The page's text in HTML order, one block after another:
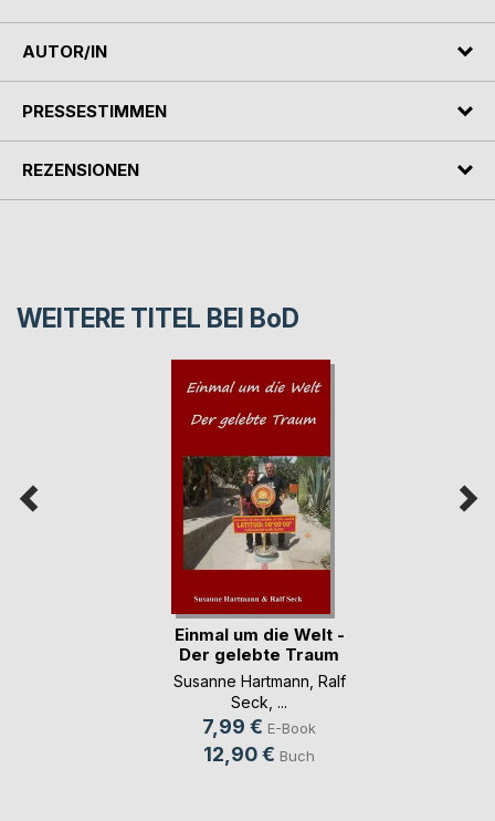
AUTOR/IN
PRESSESTIMMEN
REZENSIONEN
WEITERE TITEL BEI BoD
Einmal um die Welt -
Der gelebte Traum
Susanne Hartmann, Ralf
Seck, ...
7,99 € E-Book
12,90 € Buch